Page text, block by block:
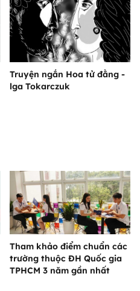
Truyện ngắn Hoa tử đằng -
lga Tokarczuk
Tham khảo điểm chuẩn các
trường thuộc ĐH Quốc gia
TPHCM 3 năm gần nhất